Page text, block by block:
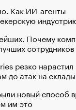
Как ИИ-агенты
Почему
сотрудников
резко нарастил
до атак на склады
новый способ
им это